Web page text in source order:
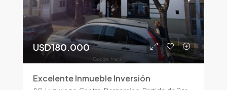
USD180.000
Excelente Inmueble Inversión